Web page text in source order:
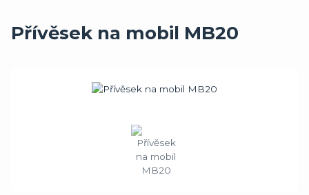
Přívěsek na mobil MB20